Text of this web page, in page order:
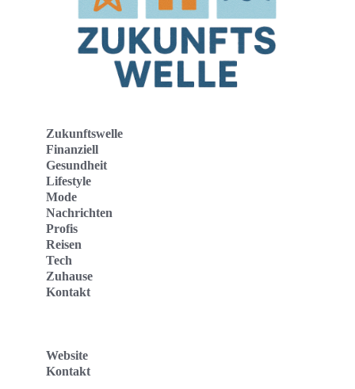
Zukunftswelle
Finanziell
Gesundheit
Lifestyle
Mode
Nachrichten
Profis
Reisen
Tech
Zuhause
Kontakt
Website
Kontakt